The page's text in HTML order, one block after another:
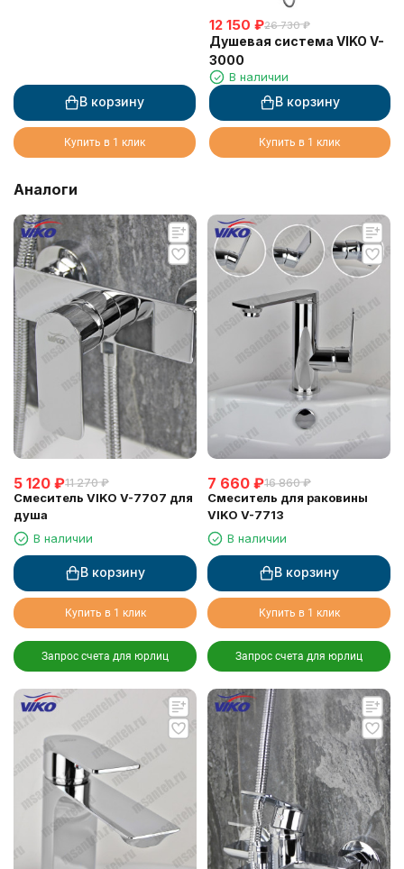
В корзину
Купить в 1 клик
12 150 ₽26 730 ₽
Душевая система VIKO V-
3000
В наличии
В корзину
Купить в 1 клик
Аналоги
5 120 ₽11 270 ₽
Смеситель VIKO V-7707 для
душа
В наличии
В корзину
Купить в 1 клик
Запрос счета для юрлиц
7 660 ₽16 860 ₽
Смеситель для раковины
VIKO V-7713
В наличии
В корзину
Купить в 1 клик
Запрос счета для юрлиц